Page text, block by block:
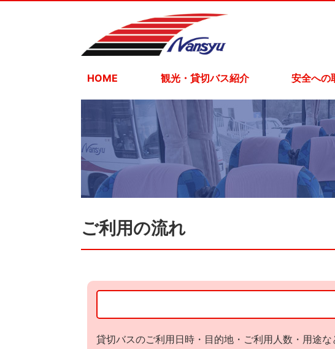
HOME 観光・貸切バス紹介 安全への
ご利用の流れ
貸切バスのご利用日時・目的地・ご利用人数・用途